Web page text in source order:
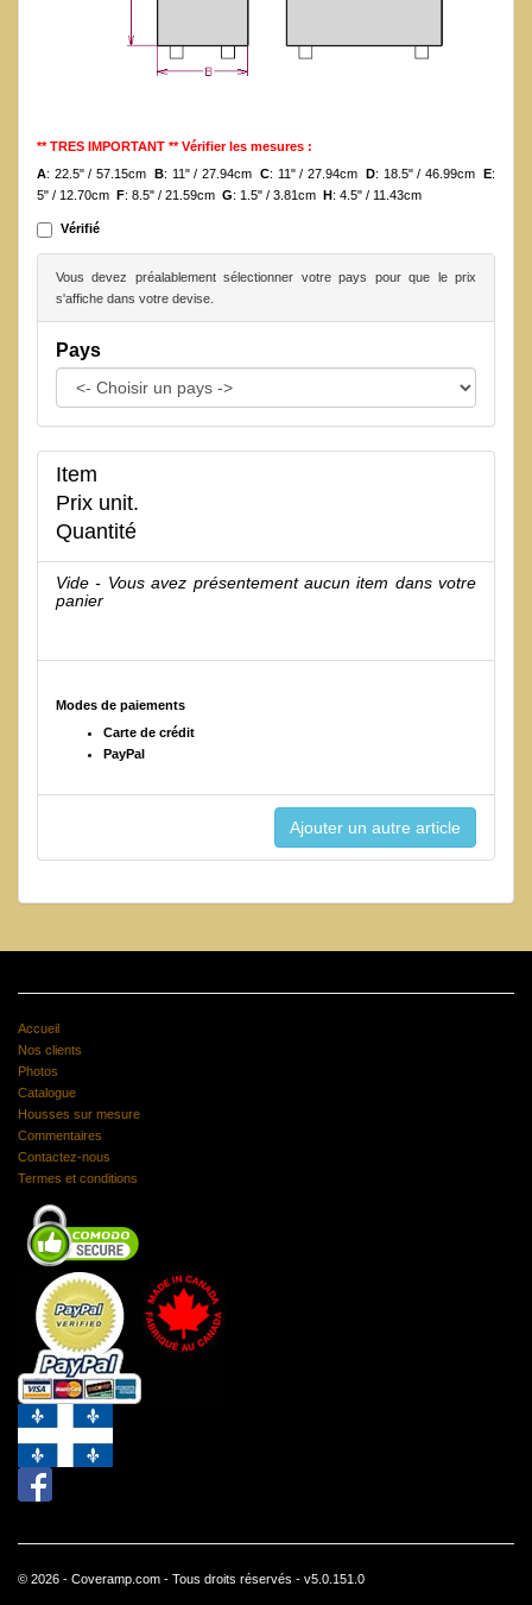
** TRES IMPORTANT ** Vérifier les mesures :
A: 22.5" / 57.15cm B: 11" / 27.94cm C: 11" / 27.94cm D: 18.5" / 46.99cm E:
5" / 12.70cm F: 8.5" / 21.59cm G: 1.5" / 3.81cm H: 4.5" / 11.43cm
Vérifié
Vous devez préalablement sélectionner votre pays pour que le prix
s'affiche dans votre devise.
Pays
Item
Prix unit.
Quantité
Vide - Vous avez présentement aucun item dans votre
panier
Modes de paiements
Carte de crédit
PayPal
Accueil
Nos clients
Photos
Catalogue
Housses sur mesure
Commentaires
Contactez-nous
Termes et conditions
© 2026 - Coveramp.com - Tous droits réservés - v5.0.151.0